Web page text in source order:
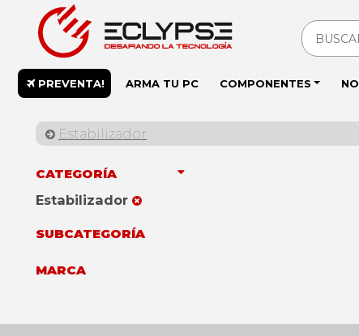
PREVENTA! ARMA TU PC COMPONENTES
Estabilizador
CATEGORÍA
Estabilizador
SUBCATEGORÍA
MARCA